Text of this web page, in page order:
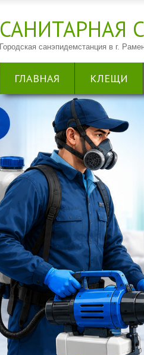
САНИТАРНАЯ
Городская санэпидемстанция в г.
ГЛАВНАЯ КЛЕЩИ